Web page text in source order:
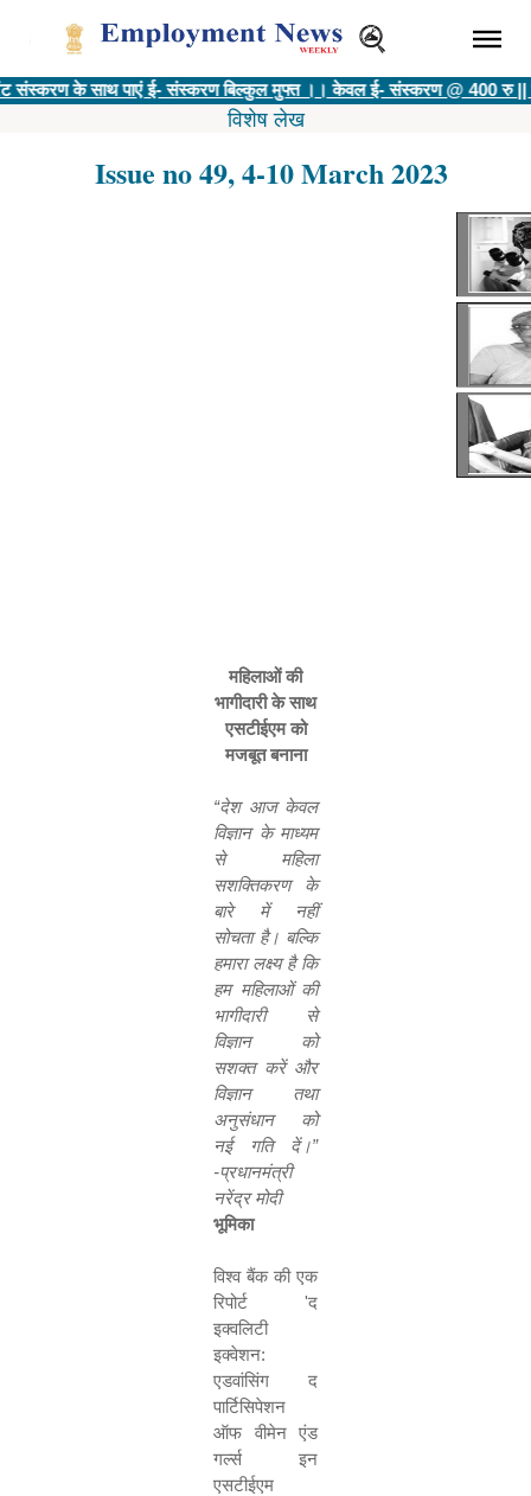
पाएं ई- संस्करण बिल्कुल मुफ्त ।। केवल ई- संस्करण @ 400 रु ||
विशेष लेख
Issue no 49, 4-10 March 2023
महिलाओं की
भागीदारी के साथ
एसटीईएम को
मजबूत बनाना
“देश आज केवल
विज्ञान के माध्यम
से महिला
सशक्तिकरण के
बारे में नहीं
सोचता है। बल्कि
हमारा लक्ष्य है कि
हम महिलाओं की
भागीदारी से
विज्ञान को
सशक्त करें और
विज्ञान तथा
अनुसंधान को
नई गति दें।”
-प्रधानमंत्री
नरेंद्र मोदी
भूमिका
विश्व बैंक की एक
रिपोर्ट 'द
इक्वलिटी
इक्वेशन:
एडवांसिंग द
पार्टिसिपेशन
ऑफ वीमेन एंड
गर्ल्स इन
एसटीईएम